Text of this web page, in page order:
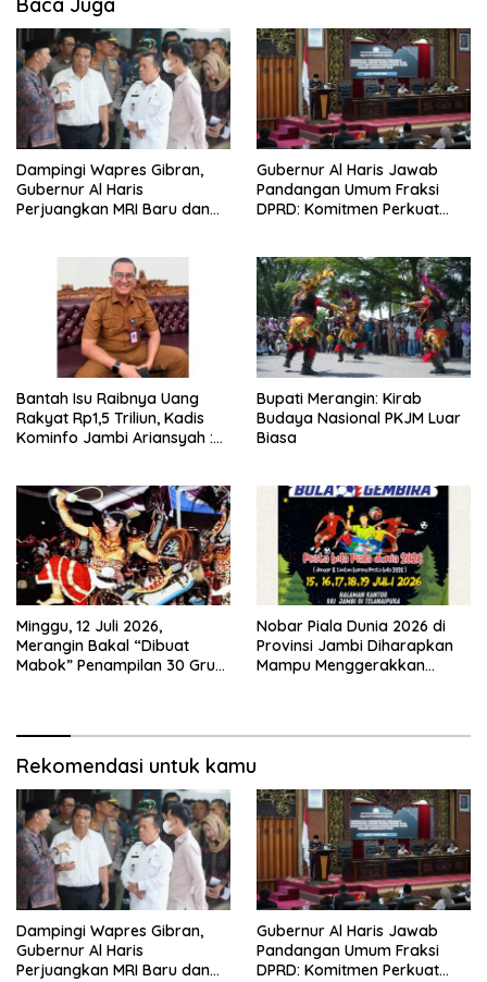
Dampingi Wapres Gibran,
Gubernur Al Haris
Perjuangkan MRI Baru dan
Gubernur Al Haris Jawab
Pandangan Umum Fraksi
DPRD: Komitmen Perkuat
Bantah Isu Raibnya Uang
Rakyat Rp1,5 Triliun, Kadis
Kominfo Jambi Ariansyah :
Sejak 2002
Bupati Merangin: Kirab
Budaya Nasional PKJM Luar
Biasa
Minggu, 12 Juli 2026,
Merangin Bakal “Dibuat
Mabok” Penampilan 30 Grup
Nobar Piala Dunia 2026 di
Provinsi Jambi Diharapkan
Mampu Menggerakkan
Rekomendasi untuk kamu
Dampingi Wapres Gibran,
Gubernur Al Haris
Perjuangkan MRI Baru dan
Gubernur Al Haris Jawab
Pandangan Umum Fraksi
DPRD: Komitmen Perkuat